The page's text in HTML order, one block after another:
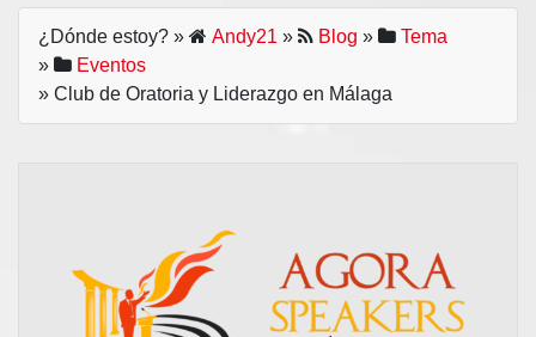
¿Dónde estoy? » Andy21 » Blog »
Tema
»
Eventos
» Club de Oratoria y Liderazgo en Málaga